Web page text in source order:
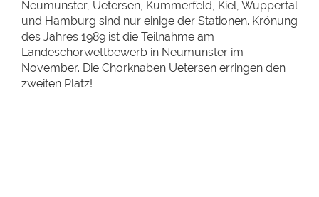
Neumünster, Uetersen, Kummerfeld, Kiel, Wuppertal
und Hamburg sind nur einige der Stationen. Krönung
des Jahres 1989 ist die Teilnahme am
Landeschorwettbewerb in Neumünster im
November. Die Chorknaben Uetersen erringen den
zweiten Platz!